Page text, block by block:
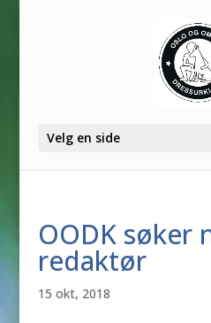
Velg en side
OODK søker
redaktør
15 okt, 2018